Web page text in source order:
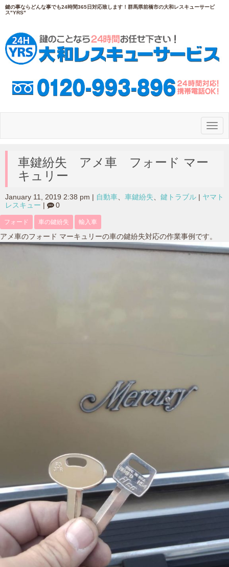
鍵の事ならどんな事でも24時間365日対応致します！群馬県前橋市の大和レスキューサービ
ス"YRS"
N
a
n
車鍵紛失 アメ車 フォード マー
キュリー
January 11, 2019 2:38 pm 自動車、 車鍵紛失、 鍵トラブル
ヤマト
レスキュー
0
フォード 車の鍵紛失 輸入車
アメ車のフォード マーキュリーの車の鍵紛失対応の作業事例です。